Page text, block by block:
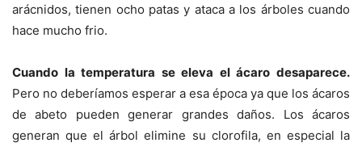
arácnidos, tienen ocho patas y ataca a los árboles cuando
hace mucho frio.
Cuando la temperatura se eleva el ácaro desaparece.
Pero no deberíamos esperar a esa época ya que los ácaros
de abeto pueden generar grandes daños. Los ácaros
generan que el árbol elimine su clorofila, en especial la